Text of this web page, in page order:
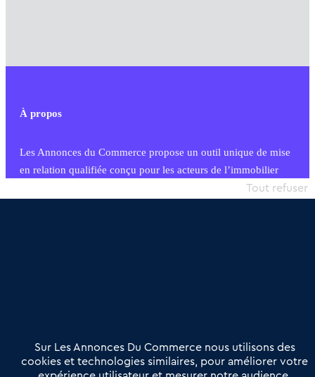
À propos
Les Annonces du Commerce propose un outil unique de mise
en relation qualifiée conçu pour les acteurs de l’immobilier
commercial et les collectivités territoriales, simple et intégrant
Offres Pro
Actualités
Qui sommes nous ?
Sur Les Annonces Du Commerce nous utilisons des
cookies et technologies similaires, pour améliorer votre
Tout refuser